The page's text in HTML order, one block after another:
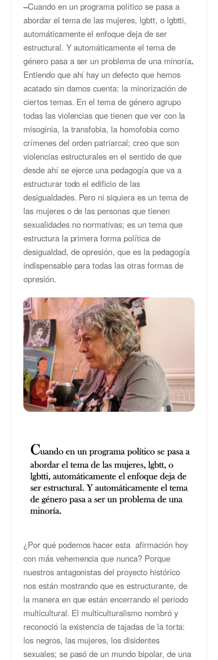
–Cuando en un programa político se pasa a
abordar el tema de las mujeres, lgbtt, o lgbtti,
automáticamente el enfoque deja de ser
estructural. Y automáticamente el tema de
género pasa a ser un problema de una minoría.
Entiendo que ahí hay un defecto que hemos
acatado sin darnos cuenta: la minorización de
ciertos temas. En el tema de género agrupo
todas las violencias que tienen que ver con la
misoginia, la transfobia, la homofobia como
crímenes del orden patriarcal; creo que son
violencias estructurales en el sentido de que
desde ahí se ejerce una pedagogía que va a
estructurar todo el edificio de las
desigualdades. Pero ni siquiera es un tema de
las mujeres o de las personas que tienen
sexualidades no normativas; es un tema que
estructura la primera forma política de
desigualdad, de opresión, que es la pedagogía
indispensable para todas las otras formas de
opresión.
¿Por qué podemos hacer esta afirmación hoy
con más vehemencia que nunca? Porque
nuestros antagonistas del proyecto histórico
nos están mostrando que es estructurante, de
la manera en que están encerrando el periodo
multicultural. El multiculturalismo nombró y
reconoció la existencia de tajadas de la torta:
los negros, las mujeres, los disidentes
sexuales; se pasó de un mundo bipolar, de una